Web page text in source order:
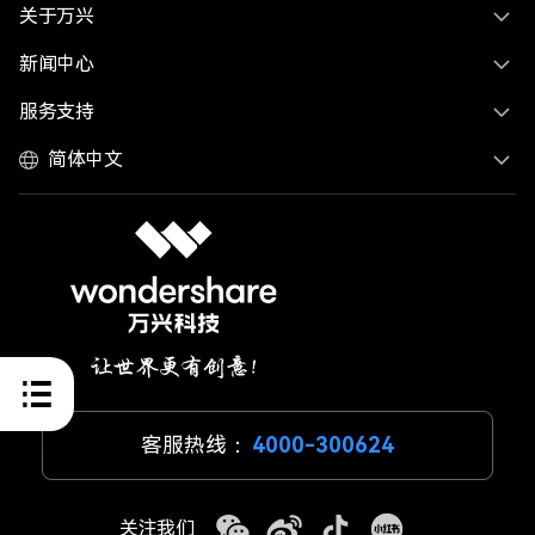
关于万兴
新闻中心
服务支持
简体中文
客服热线： 4000-300624
关注我们